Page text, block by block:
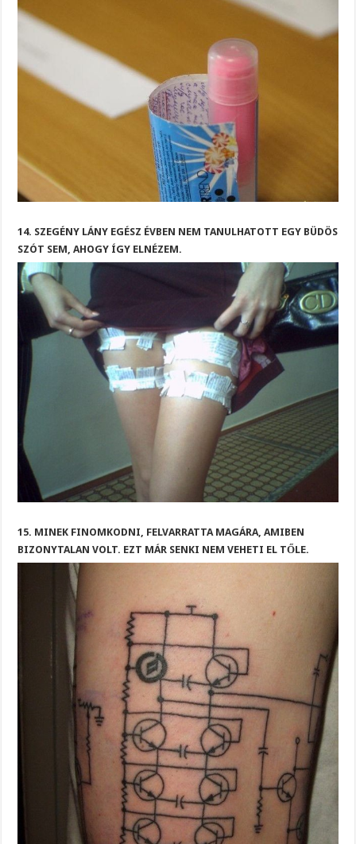
14. SZEGÉNY LÁNY EGÉSZ ÉVBEN NEM TANULHATOTT EGY BÜDÖS
SZÓT SEM, AHOGY ÍGY ELNÉZEM.
15. MINEK FINOMKODNI, FELVARRATTA MAGÁRA, AMIBEN
BIZONYTALAN VOLT. EZT MÁR SENKI NEM VEHETI EL TŐLE.